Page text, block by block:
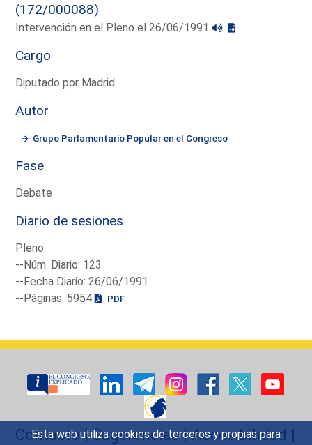
Esta web utiliza cookies de terceros y propias para
(172/000088)
Intervención en el Pleno el 26/06/1991
Cargo
Diputado por Madrid
Autor
Grupo Parlamentario Popular en el Congreso
Fase
Debate
Diario de sesiones
Pleno
--Núm. Diario: 123
--Fecha Diario: 26/06/1991
--Páginas: 5954
PDF
Contacto|Sugerencias|Accesibilidad |